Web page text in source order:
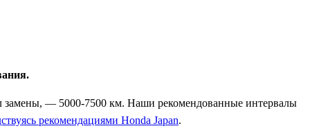
замены, — 5000-7500 км. Наши рекомендованные интервалы
рекомендациями Honda Japan.